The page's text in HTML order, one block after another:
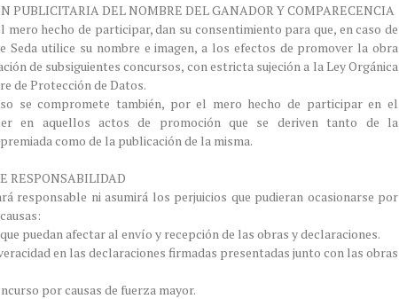
PUBLICITARIA DEL NOMBRE DEL GANADOR Y COMPARECENCIA
hecho de participar, dan su consentimiento para que, en caso de
Seda utilice su nombre e imagen, a los efectos de promover la obra
de subsiguientes concursos, con estricta sujeción a la Ley Orgánica
de Protección de Datos.
se compromete también, por el mero hecho de participar en el
en aquellos actos de promoción que se deriven tanto de la
como de la publicación de la misma.
RESPONSABILIDAD
responsable ni asumirá los perjuicios que pudieran ocasionarse por
puedan afectar al envío y recepción de las obras y declaraciones.
en las declaraciones firmadas presentadas junto con las obras
por causas de fuerza mayor.